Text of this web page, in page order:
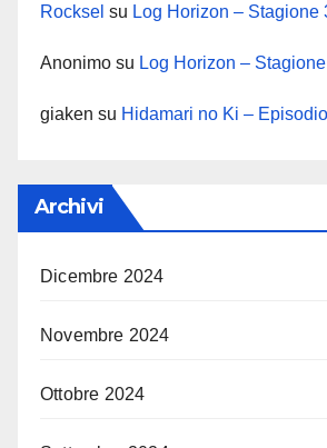
Rocksel su Log Horizon – Stagione
Anonimo su Log Horizon –
giaken su Hidamari no Ki –
Archivi
Dicembre 2024
Novembre 2024
Ottobre 2024